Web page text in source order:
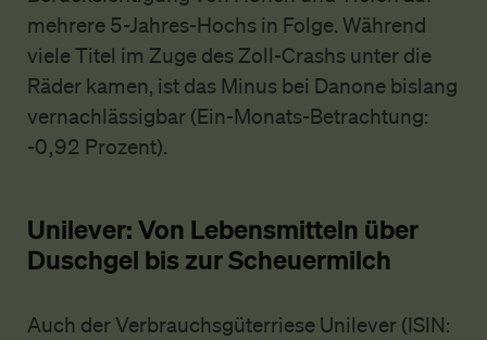
mehrere 5-Jahres-Hochs in Folge. Während
viele Titel im Zuge des Zoll-Crashs unter die
Räder kamen, ist das Minus bei Danone bislang
vernachlässigbar (Ein-Monats-Betrachtung:
-0,92 Prozent).
Unilever: Von Lebensmitteln über
Duschgel bis zur Scheuermilch
Auch der Verbrauchsgüterriese Unilever (ISIN: